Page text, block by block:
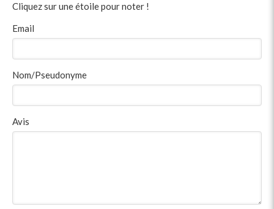
Cliquez sur une étoile pour noter !
Email
Nom/Pseudonyme
Avis